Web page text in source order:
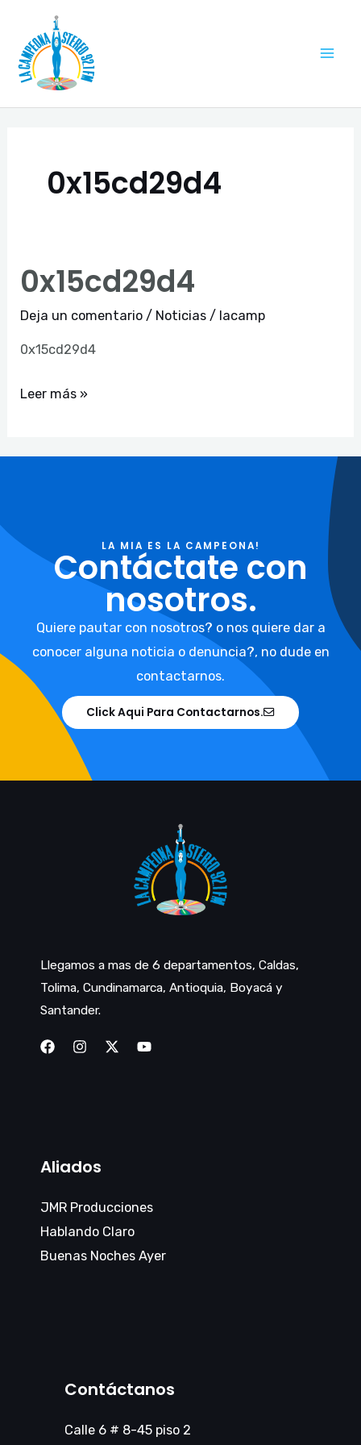
contenido
0x15cd29d4
0x15cd29d4
Deja un comentario / Noticias / lacamp
0x15cd29d4
0x15cd29d4
Leer más »
LA MIA ES LA CAMPEONA!
Contáctate con
nosotros.
Quiere pautar con nosotros? o nos quiere dar a
conocer alguna noticia o denuncia?, no dude en
contactarnos.
Click Aqui Para Contactarnos.
Llegamos a mas de 6 departamentos, Caldas,
Tolima, Cundinamarca, Antioquia, Boyacá y
Santander.
Aliados
JMR Producciones
Hablando Claro
Buenas Noches Ayer
Contáctanos
Calle 6 # 8-45 piso 2